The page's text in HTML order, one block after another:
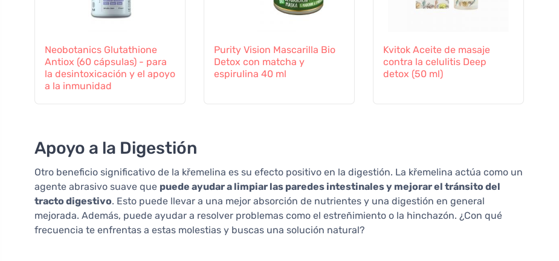
Neobotanics Glutathione
Antiox (60 cápsulas) - para
la desintoxicación y el apoyo
a la inmunidad
Purity Vision Mascarilla Bio
Detox con matcha y
espirulina 40 ml
Kvitok Aceite de masaje
contra la celulitis Deep
detox (50 ml)
Apoyo a la Digestión
Otro beneficio significativo de la křemelina es su efecto positivo en la digestión. La křemelina actúa como un
agente abrasivo suave que puede ayudar a limpiar las paredes intestinales y mejorar el tránsito del
tracto digestivo. Esto puede llevar a una mejor absorción de nutrientes y una digestión en general
mejorada. Además, puede ayudar a resolver problemas como el estreñimiento o la hinchazón. ¿Con qué
frecuencia te enfrentas a estas molestias y buscas una solución natural?